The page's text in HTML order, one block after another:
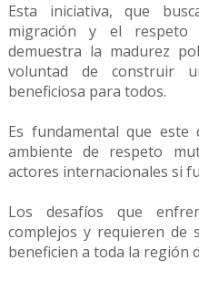
Esta iniciativa, que
migración y el respeto
demuestra la madurez
voluntad de construir
beneficiosa para todos.
Es fundamental que
ambiente de respeto
actores internacionales si
Los desafíos que
complejos y requieren de
beneficien a toda la región